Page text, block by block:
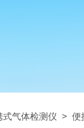
式气体检测仪 > 便